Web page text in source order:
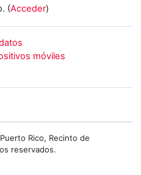
(Acceder)
móviles
Rico, Recinto de
reservados.